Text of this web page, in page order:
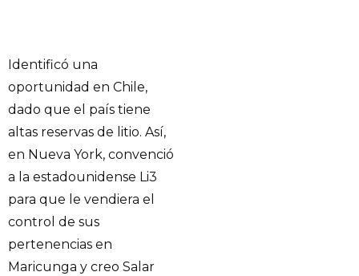
Identificó una
oportunidad en Chile,
dado que el país tiene
altas reservas de litio. Así,
en Nueva York, convenció
a la estadounidense Li3
para que le vendiera el
control de sus
pertenencias en
Maricunga y creo Salar